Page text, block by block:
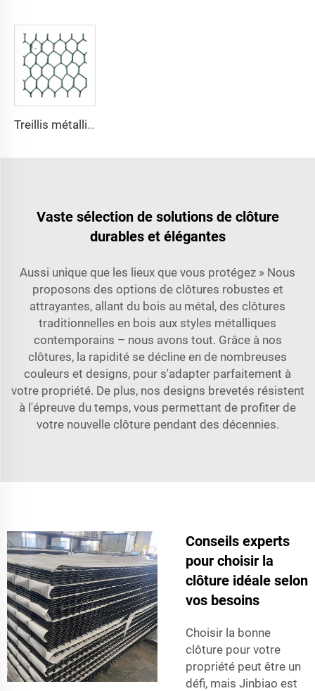
Treillis métallique galvanisé en acier inoxydable pour poulailler Treillis décoratif hexagonal pour poulailler avec revêtement PVC pour construction de clôtures Usage extérieur
Vaste sélection de solutions de clôture
durables et élégantes
Aussi unique que les lieux que vous protégez » Nous
proposons des options de clôtures robustes et
attrayantes, allant du bois au métal, des clôtures
traditionnelles en bois aux styles métalliques
contemporains – nous avons tout. Grâce à nos
clôtures, la rapidité se décline en de nombreuses
couleurs et designs, pour s'adapter parfaitement à
votre propriété. De plus, nos designs brevetés résistent
à l'épreuve du temps, vous permettant de profiter de
votre nouvelle clôture pendant des décennies.
Conseils experts
pour choisir la
clôture idéale selon
vos besoins
Choisir la bonne
clôture pour votre
propriété peut être un
défi, mais Jinbiao est